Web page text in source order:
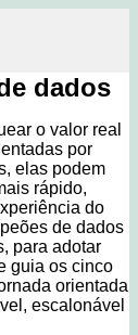
dados
o valor real
por
elas podem
rápido,
do
de dados
para adotar
guia os cinco
orientada
escalonável